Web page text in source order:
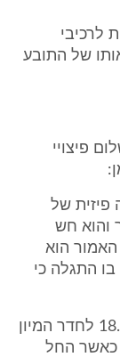
לרכיבי
של התובע
פיצויי
פיזית של
והוא חש
האמור הוא
ליום 18.6.08 - מועד בו התגלה כי
נוכח זאת, פנה התובע לטענתו ביום 18.6.08 לחדר המיון
כאשר החל